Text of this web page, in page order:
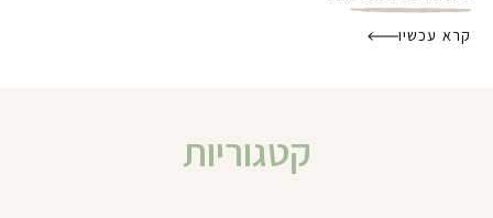
קרא עכשיו
קטגוריות